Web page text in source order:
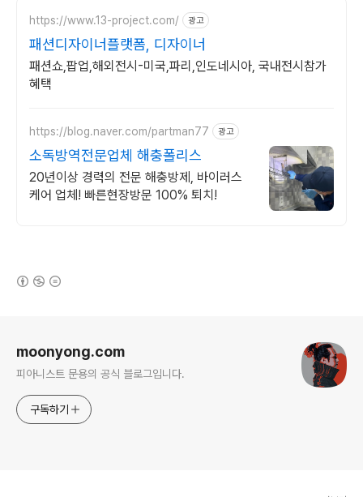
https://www.13-project.com/ 광고
패션디자이너플랫폼, 디자이너
패션쇼,팝업,해외전시-미국,파리,인도네시아, 국내전시참가
혜택
https://blog.naver.com/partman77 광고
소독방역전문업체 해충폴리스
20년이상 경력의 전문 해충방제, 바이러스
케어 업체! 빠른현장방문 100% 퇴치!
moonyong.com
피아니스트 문용의 공식 블로그입니다.
구독하기